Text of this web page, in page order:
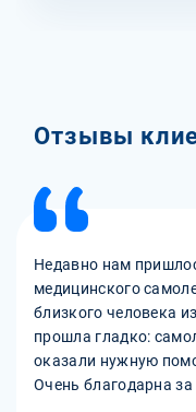
Отзывы
Недавно нам
медицинского
близкого человека
прошла гладко:
оказали нужную
Очень благодарна